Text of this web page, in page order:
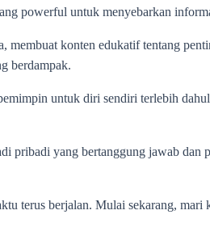
powerful untuk menyebarkan
konten edukatif tentang
berdampak.‎
untuk diri sendiri terlebih
pribadi yang bertanggung jawab
terus berjalan. Mulai sekarang,